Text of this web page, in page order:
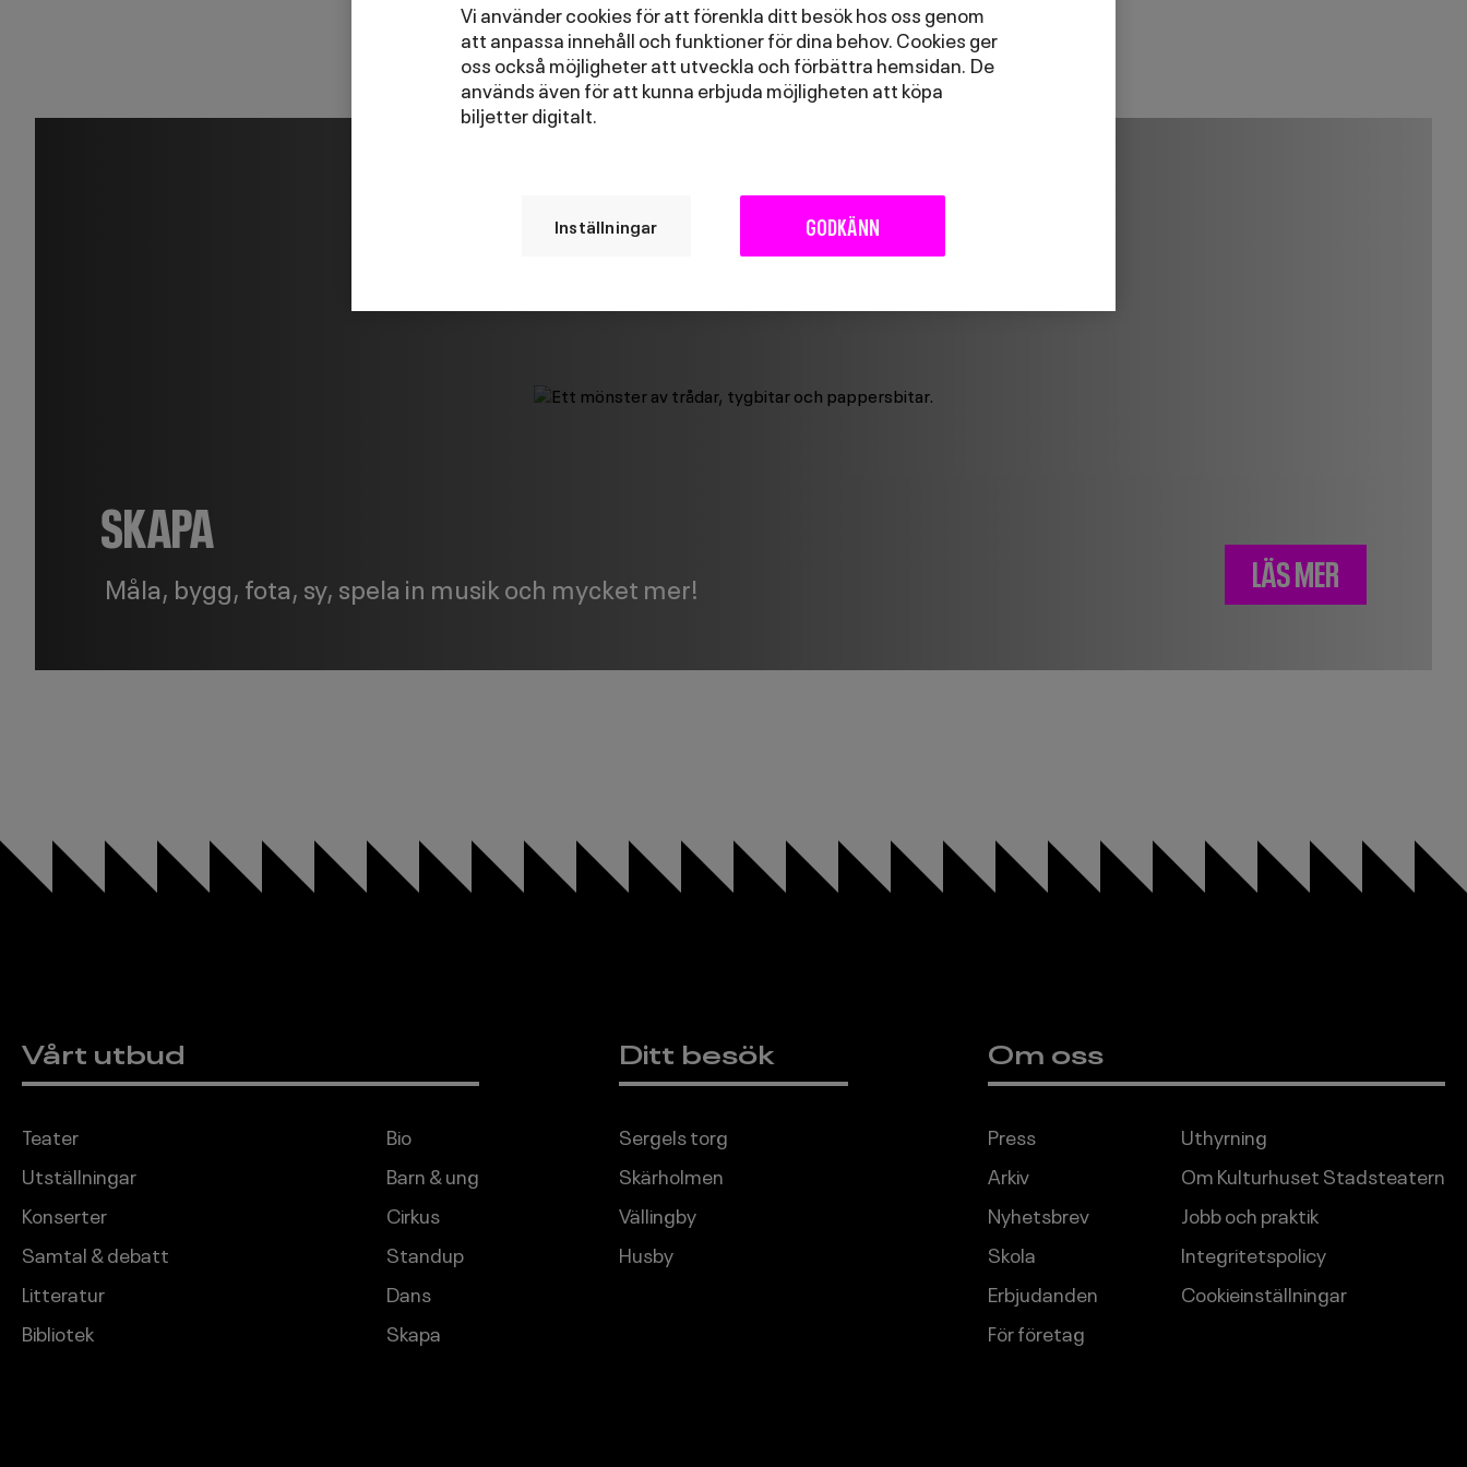
välkommen in!
Ps. Råkar du glömma din stickning har vi material att låna!
Image
SKAPA
Måla, bygg, fota, sy, spela in musik och mycket mer! LÄS MER
Sidfot
Vårt utbud
Teater
Utställningar
Konserter
Samtal & debatt
Litteratur
Bibliotek
Bio
Barn & ung
Cirkus
Standup
Dans
Skapa
Ditt besök
Sergels torg
Skärholmen
Vällingby
Husby
Om oss
Press
Arkiv
Nyhetsbrev
Skola
Erbjudanden
För företag
Uthyrning
Om Kulturhuset Stadsteatern
Jobb och praktik
Integritetspolicy
Cookieinställningar
Vi använder cookies för att förenkla ditt besök hos oss genom
att anpassa innehåll och funktioner för dina behov. Cookies ger
oss också möjligheter att utveckla och förbättra hemsidan. De
används även för att kunna erbjuda möjligheten att köpa
biljetter digitalt.
Inställningar GODKÄNN